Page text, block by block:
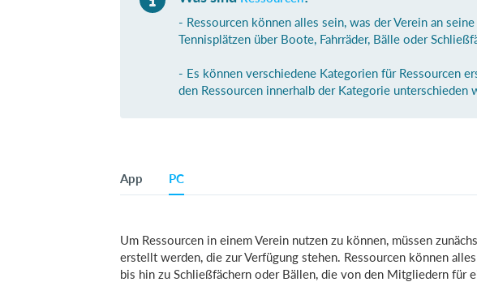
- Ressourcen können alles sein, was der Verein an seine
Tennisplätzen über Boote, Fahrräder, Bälle oder
- Es können verschiedene Kategorien für Ressourcen
den Ressourcen innerhalb der Kategorie unterschieden
App PC
Um Ressourcen in einem Verein nutzen zu können, müssen
erstellt werden, die zur Verfügung stehen. Ressourcen können
bis hin zu Schließfächern oder Bällen, die von den Mitgliedern für